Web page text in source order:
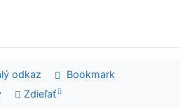
odkaz
Bookmark
Zdieľať